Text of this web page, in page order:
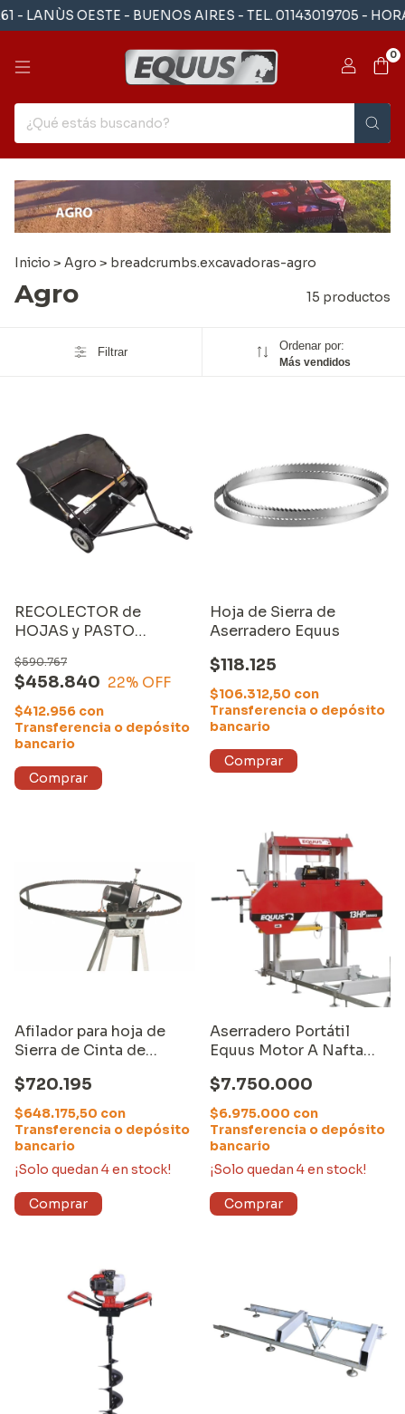
OESTE - BUENOS AIRES - TEL. 01143019705 -
0
Inicio > Agro > breadcrumbs.excavadoras-agro
Agro 15 productos
Filtrar Ordenar por:
Más vendidos
RECOLECTOR de
HOJAS y PASTO
CUATRICICLO o
TRACTOR. MARCA:
EQUUS. MODELO:
SP31108
$458.840
$590.767
22% OFF
$412.956 con
Transferencia o depósito
bancario
Hoja de Sierra de
Aserradero Equus
$118.125
$106.312,50 con
Transferencia o depósito
bancario
Afilador para hoja de
Sierra de Cinta de
$720.195
$648.175,50 con
Transferencia o depósito
bancario
¡Solo quedan 4en stock!
Aserradero Portátil
Equus Motor A Nafta
$7.750.000
$6.975.000 con
Transferencia o depósito
bancario
¡Solo quedan 4en stock!